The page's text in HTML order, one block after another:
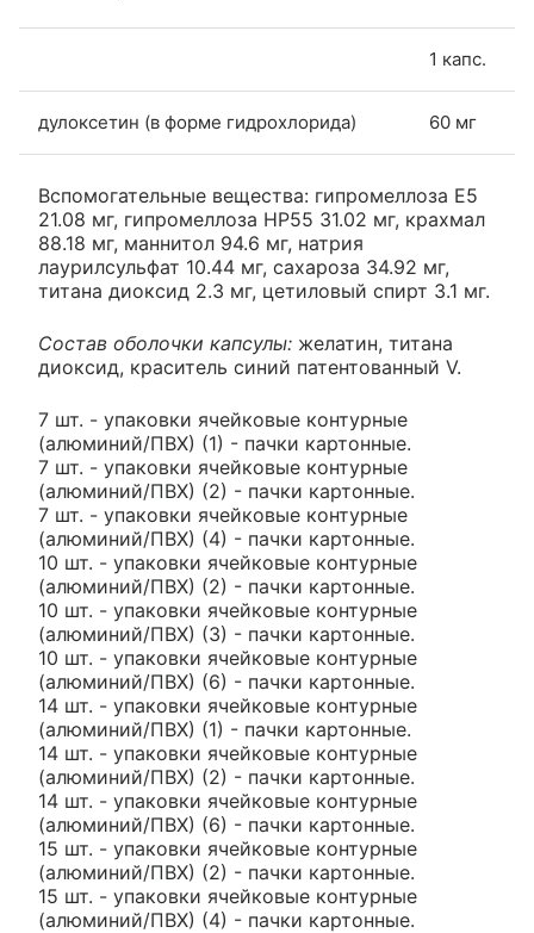
1 капс.
дулоксетин (в форме гидрохлорида) 60 мг
Вспомогательные вещества: гипромеллоза Е5
21.08 мг, гипромеллоза HP55 31.02 мг, крахмал
88.18 мг, маннитол 94.6 мг, натрия
лаурилсульфат 10.44 мг, сахароза 34.92 мг,
титана диоксид 2.3 мг, цетиловый спирт 3.1 мг.
Состав оболочки капсулы: желатин, титана
диоксид, краситель синий патентованный V.
7 шт. - упаковки ячейковые контурные
(алюминий/ПВХ) (1) - пачки картонные.
7 шт. - упаковки ячейковые контурные
(алюминий/ПВХ) (2) - пачки картонные.
7 шт. - упаковки ячейковые контурные
(алюминий/ПВХ) (4) - пачки картонные.
10 шт. - упаковки ячейковые контурные
(алюминий/ПВХ) (2) - пачки картонные.
10 шт. - упаковки ячейковые контурные
(алюминий/ПВХ) (3) - пачки картонные.
10 шт. - упаковки ячейковые контурные
(алюминий/ПВХ) (6) - пачки картонные.
14 шт. - упаковки ячейковые контурные
(алюминий/ПВХ) (1) - пачки картонные.
14 шт. - упаковки ячейковые контурные
(алюминий/ПВХ) (2) - пачки картонные.
14 шт. - упаковки ячейковые контурные
(алюминий/ПВХ) (6) - пачки картонные.
15 шт. - упаковки ячейковые контурные
(алюминий/ПВХ) (2) - пачки картонные.
15 шт. - упаковки ячейковые контурные
(алюминий/ПВХ) (4) - пачки картонные.